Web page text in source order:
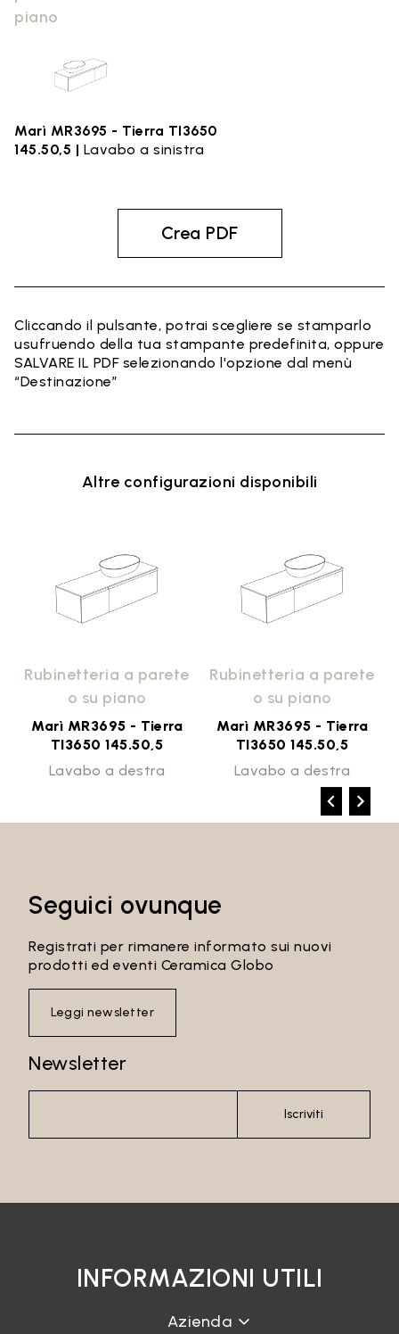
piano
Marì MR3695 - Tierra TI3650
145.50,5 | Lavabo a sinistra
Crea PDF
Cliccando il pulsante, potrai scegliere se stamparlo
usufruendo della tua stampante predefinita, oppure
SALVARE IL PDF selezionando l'opzione dal menù
“Destinazione”
Altre configurazioni disponibili
Rubinetteria a parete
o su piano
Marì MR3695 - Tierra
TI3650 145.50,5
Lavabo a destra
Rubinetteria a parete
o su piano
Marì MR3695 - Tierra
TI3650 145.50,5
Lavabo a destra
Seguici ovunque
Registrati per rimanere informato sui nuovi
prodotti ed eventi Ceramica Globo
Leggi newsletter
Newsletter
Iscriviti
INFORMAZIONI UTILI
Azienda